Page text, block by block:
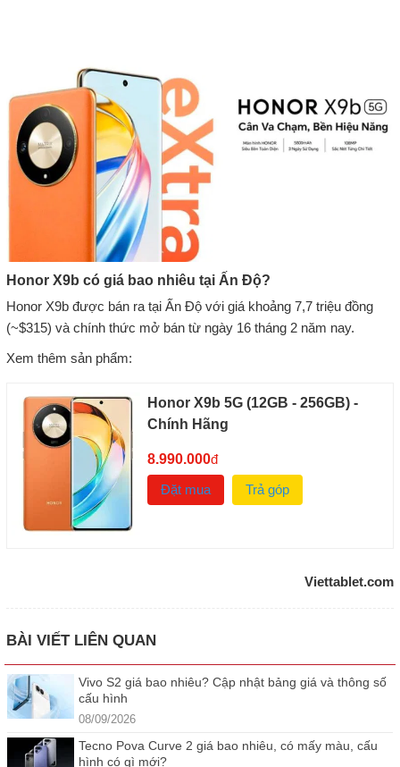
Honor X9b có giá bao nhiêu tại Ấn Độ?
Honor X9b được bán ra tại Ấn Độ với giá khoảng 7,7 triệu đồng
(~$315) và chính thức mở bán từ ngày 16 tháng 2 năm nay.
Xem thêm sản phẩm:
Honor X9b 5G (12GB - 256GB) -
Chính Hãng
8.990.000đ
Đặt mua
Trả góp
Viettablet.com
BÀI VIẾT LIÊN QUAN
Vivo S2 giá bao nhiêu? Cập nhật bảng giá và thông số
cấu hình
08/09/2026
Tecno Pova Curve 2 giá bao nhiêu, có mấy màu, cấu
hình có gì mới?